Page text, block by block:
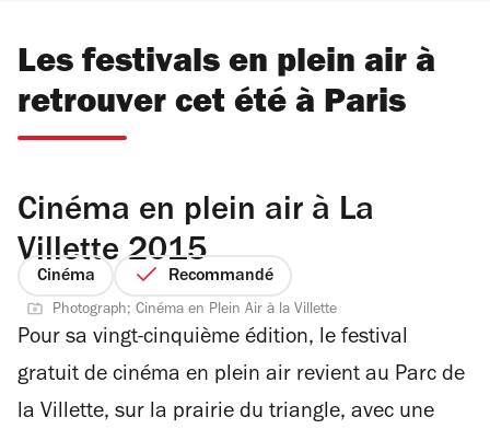
Les festivals en plein air à
retrouver cet été à Paris
Cinéma en plein air à La
Villette 2015
Cinéma Recommandé
Photograph; Cinéma en Plein Air à la Villette
Pour sa vingt-cinquième édition, le festival
gratuit de cinéma en plein air revient au Parc de
la Villette, sur la prairie du triangle, avec une